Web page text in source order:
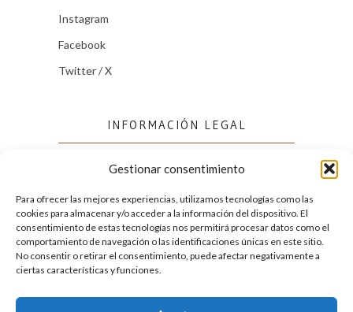
Gestionar consentimiento
Para ofrecer las mejores experiencias, utilizamos tecnologías como las
cookies para almacenar y/o acceder a la información del dispositivo. El
consentimiento de estas tecnologías nos permitirá procesar datos como el
comportamiento de navegación o las identificaciones únicas en este sitio.
No consentir o retirar el consentimiento, puede afectar negativamente a
ciertas características y funciones.
Instagram
Facebook
Twitter / X
INFORMACIÓN LEGAL
Política de cookies (UE)
Política de privacidad
FACEBOOK